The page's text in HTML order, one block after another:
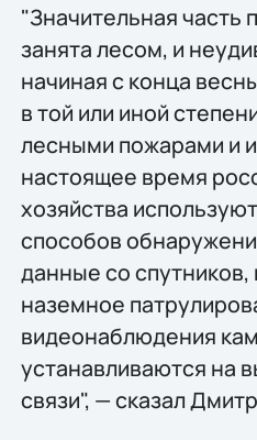
"Значительная часть
занята лесом, и
начиная с конца
в той или иной
лесными пожарами и
настоящее время
хозяйства
способов
данные со
наземное
видеонаблюдения
устанавливаются на
связи", — сказал